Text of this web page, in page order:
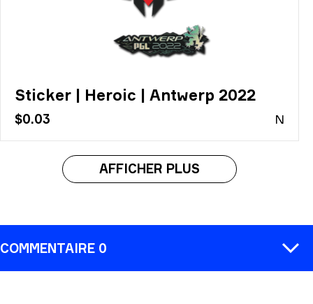
Sticker | Heroic | Antwerp 2022
$0.03 N
AFFICHER PLUS
COMMENTAIRE 0